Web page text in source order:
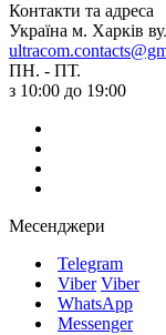
Контакти та адреса
Україна м. Харків
ПН. - ПТ.
з 10:00 до 19:00
Месенджери
Telegram
Viber Viber
WhatsApp
Messenger